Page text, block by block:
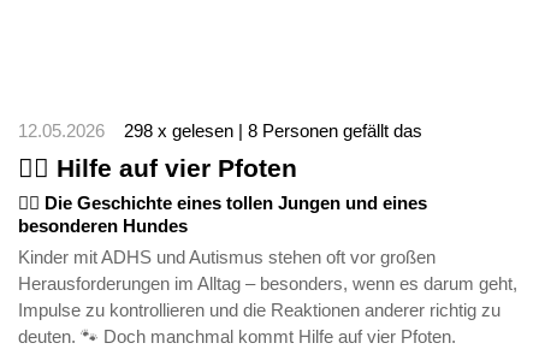
12.05.2026 298 x gelesen | 8 Personen gefällt das
🐕‍🦺 Hilfe auf vier Pfoten
🤸‍♀️ Die Geschichte eines tollen Jungen und eines
besonderen Hundes
Kinder mit ADHS und Autismus stehen oft vor großen
Herausforderungen im Alltag – besonders, wenn es darum geht,
Impulse zu kontrollieren und die Reaktionen anderer richtig zu
deuten. 🐾 Doch manchmal kommt Hilfe auf vier Pfoten.